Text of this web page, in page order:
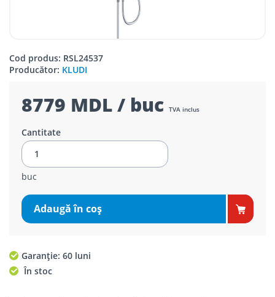
Cod produs: RSL24537
Producător: KLUDI
8779 MDL / buc TVA inclus
Cantitate
buc
Adaugă în coş
Garanție: 60 luni
În stoc